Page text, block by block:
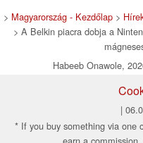
> Magyarország - Kezdőlap >
> A Belkin piacra dobja a
Habeeb Onawole,
|
* If you buy something via one